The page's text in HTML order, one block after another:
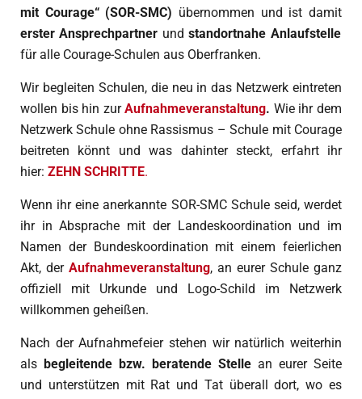
mit Courage“ (SOR-SMC) übernommen und ist damit
erster Ansprechpartner undstandortnahe Anlaufstelle
für alle Courage-Schulen aus Oberfranken.
Wir begleiten Schulen, die neu in das Netzwerk eintreten
wollen bis hin zurAufnahmeveranstaltung. Wie ihr dem
Netzwerk Schule ohne Rassismus – Schule mit Courage
beitreten könnt und was dahinter steckt, erfahrt ihr
hier: ZEHN SCHRITTE.
Wenn ihr eine anerkannte SOR-SMC Schule seid, werdet
ihr in Absprache mit der Landeskoordination und im
Namen der Bundeskoordination mit einem feierlichen
Akt, der Aufnahmeveranstaltung, an eurer Schule ganz
offiziell mit Urkunde und Logo-Schild im Netzwerk
willkommen geheißen.
Nach der Aufnahmefeier stehen wir natürlich weiterhin
als begleitende bzw. beratende Stelle an eurer Seite
und unterstützen mit Rat und Tat überall dort, wo es